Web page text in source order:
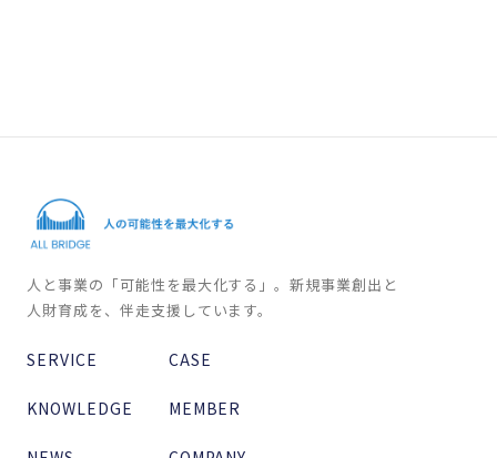
人と事業の「可能性を最大化する」。新規事業創出と
人財育成を、伴走支援しています。
SERVICE CASE
KNOWLEDGE MEMBER